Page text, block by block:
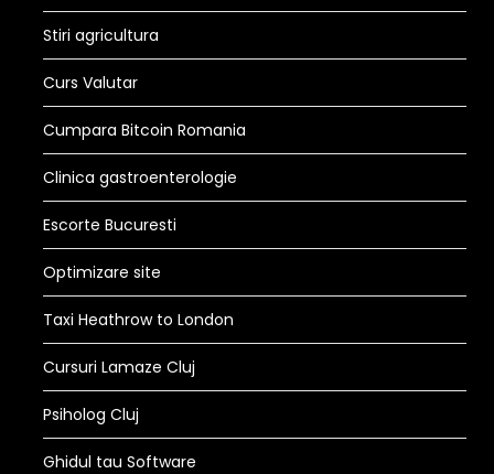
Stiri agricultura
Curs Valutar
Cumpara Bitcoin Romania
Clinica gastroenterologie
Escorte Bucuresti
Optimizare site
Taxi Heathrow to London
Cursuri Lamaze Cluj
Psiholog Cluj
Ghidul tau Software